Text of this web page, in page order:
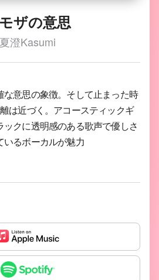
ザの意思
夏澄Kasumi
な意思の象徴。そして止まった時
は近づく。アコースティックギ
ックに透明感のある歌声で優しさ
いるボーカルが魅力